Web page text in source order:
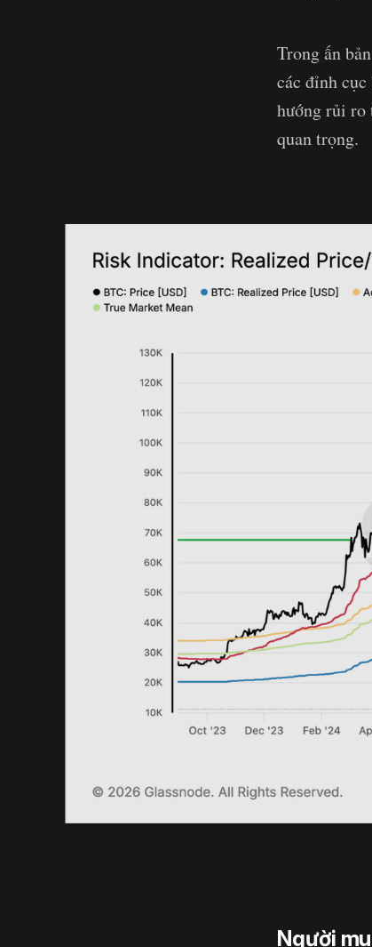
Trong ấn
các đỉnh
hướng rủi ro
quan trọng.
Người